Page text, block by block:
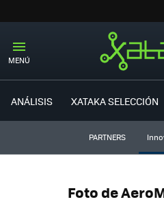
MENÚ
ANÁLISIS XATAKA SELECCIÓN
PARTNERS
Foto de